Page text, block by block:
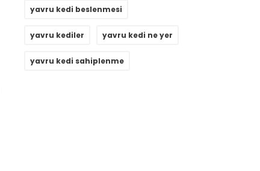
yavru kedi beslenmesi
yavru kediler yavru kedi ne yer
yavru kedi sahiplenme